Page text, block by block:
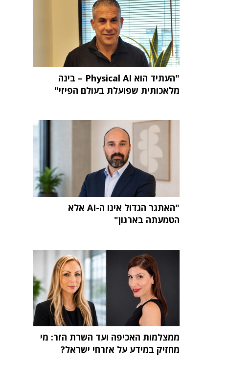
"העתיד הוא Physical AI – בינה
מלאכותית שפועלת בעולם הפיזי"
"האתגר הגדול אינו ה-AI אלא
הטמעתה בארגון"
ממצלמות האכיפה ועד השרת הזר: מי
מחזיק במידע על אזרחי ישראל?